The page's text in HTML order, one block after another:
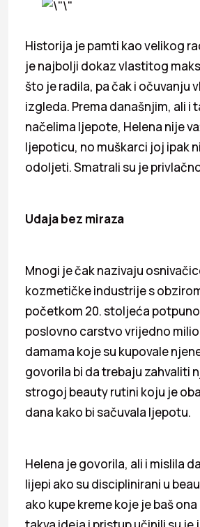
Historija je pamti kao velikog
je najbolji dokaz vlastitog
što je radila, pa čak i očuvanju
izgleda. Prema današnjim, ali i
načelima ljepote, Helena nije
ljepoticu, no muškarci joj ipak
odoljeti. Smatrali su je
Udaja bez miraza
Mnogi je čak nazivaju
kozmetičke industrije s
početkom 20. stoljeća
poslovno carstvo vrijedno
damama koje su kupovale
govorila bi da trebaju zahvaliti
strogoj beauty rutini koju je
dana kako bi sačuvala ljepotu.
Helena je govorila, ali i mislila
lijepi ako su disciplinirani u
ako kupe kreme koje je baš ona